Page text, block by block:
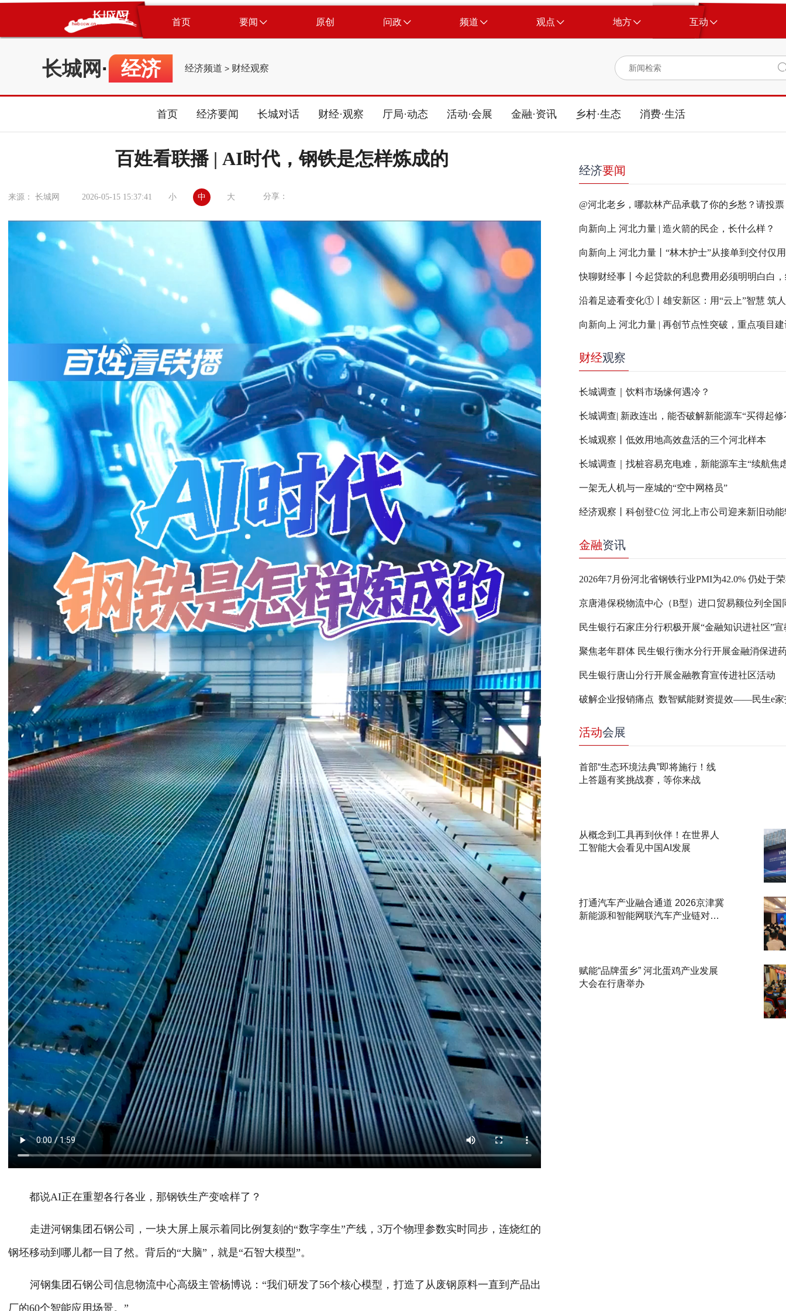
首页 要闻 原创 问政 频道 观点 地方 互动
长城网 · 经济 经济频道 > 财经观察
首页 经济要闻 长城对话 财经·观察 厅局·动态 活动·会展 金融·资讯 乡村·生态 消费·生活
百姓看联播 | AI时代，钢铁是怎样炼成的
来源： 长城网 2026-05-15 15:37:41 小 中 大 分享：
都说AI正在重塑各行各业，那钢铁生产变啥样了？
走进河钢集团石钢公司，一块大屏上展示着同比例复刻的“数字孪生”产线，3万个物理参数实时同步，连烧红的
钢坯移动到哪儿都一目了然。背后的“大脑”，就是“石智大模型”。
河钢集团石钢公司信息物流中心高级主管杨博说：“我们研发了56个核心模型，打造了从废钢原料一直到产品出
厂的60个智能应用场景。”
经济要闻
@河北老乡，哪款林产品承载了你的乡愁？请投票
向新向上 河北力量 | 造火箭的民企，长什么样？
沿着足迹看变化①丨雄安新区：用“云上”智慧 筑
财经观察
长城调查｜饮料市场缘何遇冷？
长城观察丨低效用地高效盘活的三个河北样本
长城调查｜找桩容易充电难，新能源车主“续航焦
一架无人机与一座城的“空中网格员”
经济观察丨科创登C位 河北上市公司迎来新旧动能
金融资讯
2026年7月份河北省钢铁行业PMI为42.0% 仍处于
民生银行石家庄分行积极开展“金融知识进社区”宣
聚焦老年群体 民生银行衡水分行开展金融消保进
民生银行唐山分行开展金融教育宣传进社区活动
活动会展
首部“生态环境法典”即将施行！线
上答题有奖挑战赛，等你来战
从概念到工具再到伙伴！在世界人
工智能大会看见中国AI发展
打通汽车产业融合通道 2026京津冀
新能源和智能网联汽车产业链对接
赋能“品牌蛋乡” 河北蛋鸡产业发展
大会在行唐举办